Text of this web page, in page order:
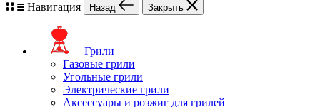
Навигация Назад Закрыть
Грили
Газовые грили
Угольные грили
Электрические грили
Аксессуары и розжиг для грилей